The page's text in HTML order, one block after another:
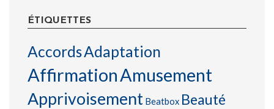
ÉTIQUETTES
AccordsAdaptation
AffirmationAmusement
Apprivoisement Beatbox Beauté